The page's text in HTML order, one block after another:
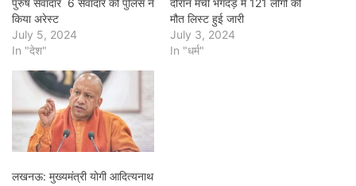
पुरुष सेवादार 6 सेवादार को पुलिस ने
किया अरेस्ट
July 5, 2024
In "देश"
दौरान मची भगदड़ में 121 लोगों की
मौत लिस्ट हुई जारी
July 3, 2024
In "धर्म"
लखनऊ: मुख्यमंत्री योगी आदित्यनाथ